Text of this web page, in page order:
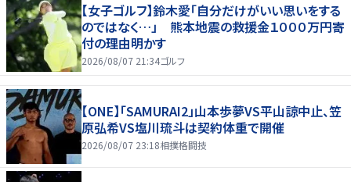
【女子ゴルフ】鈴木愛「自分だけがいい思いをする
のではなく…」 熊本地震の救援金１０００万円寄
付の理由明かす
2026/08/07 21:34ゴルフ
【ONE】「SAMURAI2」山本歩夢VS平山諒中止、笠
原弘希VS塩川琉斗は契約体重で開催
2026/08/07 23:18相撲格闘技